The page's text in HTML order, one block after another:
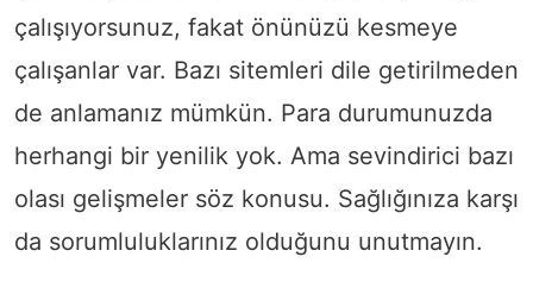
çalışıyorsunuz, fakat önünüzü kesmeye
çalışanlar var. Bazı sitemleri dile getirilmeden
de anlamanız mümkün. Para durumunuzda
herhangi bir yenilik yok. Ama sevindirici bazı
olası gelişmeler söz konusu. Sağlığınıza karşı
da sorumluluklarınız olduğunu unutmayın.